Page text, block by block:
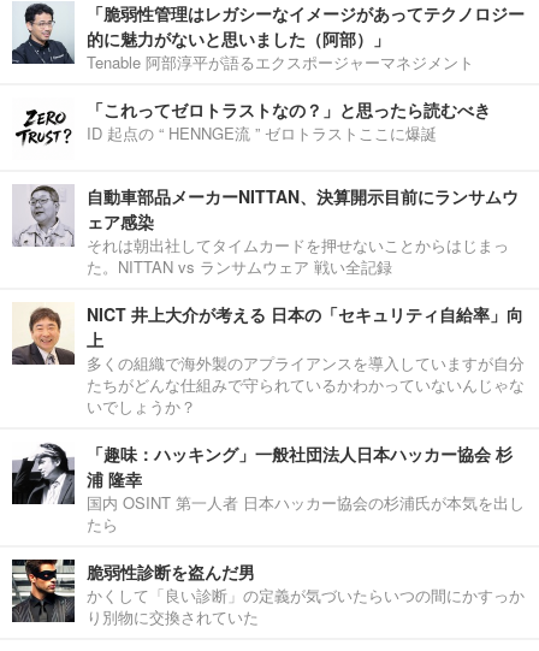
「脆弱性管理はレガシーなイメージがあってテクノロジー
的に魅力がないと思いました（阿部）」
Tenable 阿部淳平が語るエクスポージャーマネジメント
「これってゼロトラストなの？」と思ったら読むべき
ID 起点の “ HENNGE流 ” ゼロトラストここに爆誕
自動車部品メーカーNITTAN、決算開示目前にランサムウ
ェア感染
それは朝出社してタイムカードを押せないことからはじまっ
た。NITTAN vs ランサムウェア 戦い全記録
NICT 井上大介が考える 日本の「セキュリティ自給率」向
上
多くの組織で海外製のアプライアンスを導入していますが自分
たちがどんな仕組みで守られているかわかっていないんじゃな
いでしょうか？
「趣味：ハッキング」一般社団法人日本ハッカー協会 杉
浦 隆幸
国内 OSINT 第一人者 日本ハッカー協会の杉浦氏が本気を出し
たら
脆弱性診断を盗んだ男
かくして「良い診断」の定義が気づいたらいつの間にかすっか
り別物に交換されていた